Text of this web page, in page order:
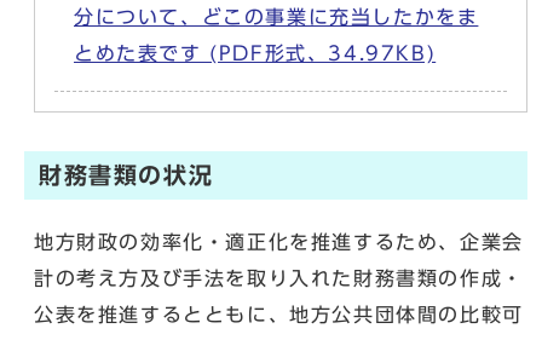
分について、どこの事業に充当したかをま
とめた表です (PDF形式、34.97KB)
財務書類の状況
地方財政の効率化・適正化を推進するため、企業会
計の考え方及び手法を取り入れた財務書類の作成・
公表を推進するとともに、地方公共団体間の比較可